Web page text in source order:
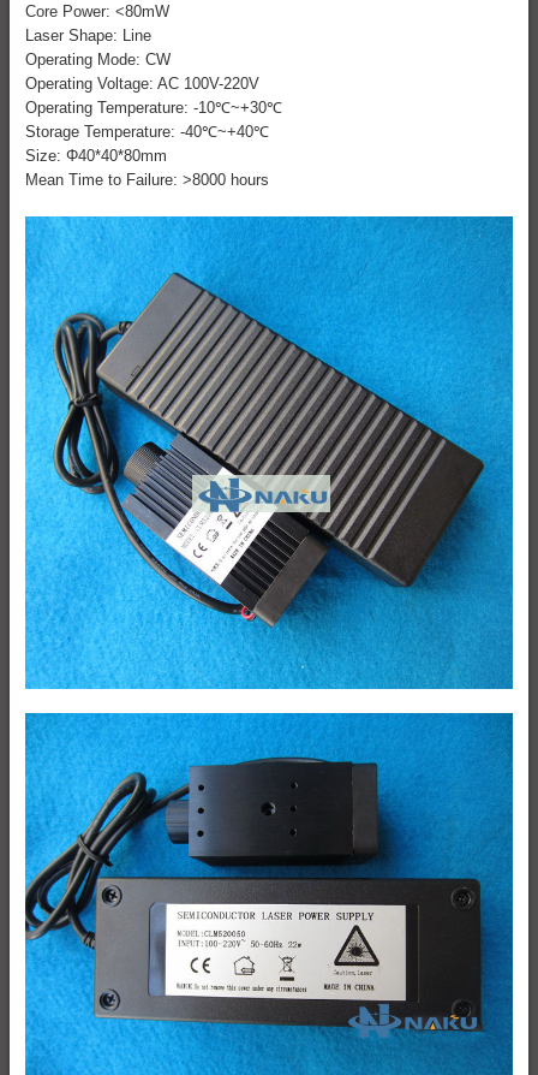
Core Power: <80mW
Laser Shape: Line
Operating Mode: CW
Operating Voltage: AC 100V-220V
Operating Temperature: -10℃~+30℃
Storage Temperature: -40℃~+40℃
Size: Φ40*40*80mm
Mean Time to Failure: >8000 hours